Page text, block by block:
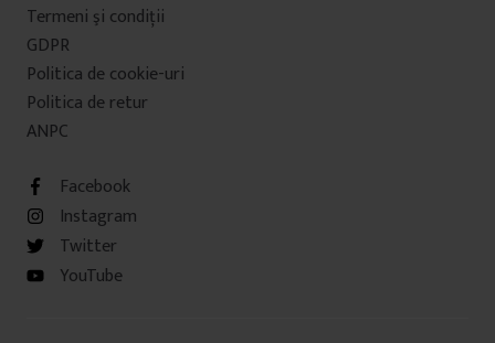
Termeni şi condiţii
GDPR
Politica de cookie-uri
Politica de retur
ANPC
Facebook
Instagram
Twitter
YouTube